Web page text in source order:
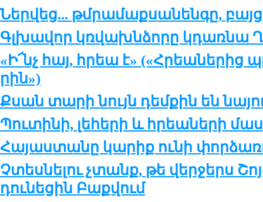
Ներ­վեց... թմ­րա­մաք­սա­նեն­գը,
Գլխա­վոր կռ­վախն­ձո­րը կդառ­նա
«Ի՜նչ հայ, հրեա է»
րին»)
Քսան տա­րի նույն դեմ­քին են
Պու­տի­նի, լե­հե­րի և հրեա­նե­րի
Հա­յաս­տա­նը կա­րիք ու­նի
Չտես­նե­լու չտանք, թե վեր­ջերս
դու­նե­ցին Բաք­վում